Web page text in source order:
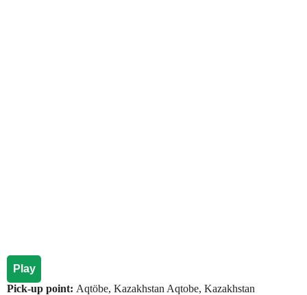
Play
Pick-up point: Aqtöbe, Kazakhstan Aqtobe, Kazakhstan